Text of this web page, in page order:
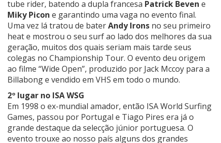
tube rider, batendo a dupla francesa Patrick Beven e
Miky Picon e garantindo uma vaga no evento final.
Uma vez lá tratou de baterAndy Irons no seu primeiro
heat e mostrou o seu surf ao lado dos melhores da sua
geração, muitos dos quais seriam mais tarde seus
colegas no Championship Tour. O evento deu origem
ao filme “Wide Open”, produzido por Jack Mccoy para a
Billabong e vendido em VHS em todo o mundo.
2º lugar no ISA WSG
Em 1998 o ex-mundial amador, então ISA World Surfing
Games, passou por Portugal e Tiago Pires era já o
grande destaque da selecção júnior portuguesa. O
evento trouxe ao nosso país alguns dos grandes